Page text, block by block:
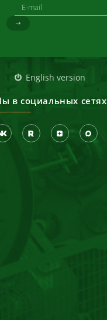
English version
в социальных сетях